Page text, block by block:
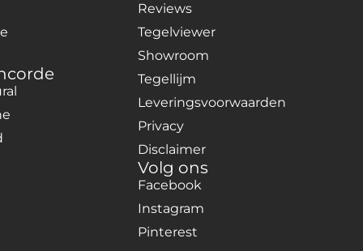
Reviews
Tegelviewer
Showroom
Tegellijm
Leveringsvoorwaarden
Privacy
Disclaimer
Volg ons
Facebook
Instagram
Pinterest